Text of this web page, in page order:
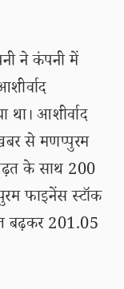
ने कंपनी में
था। आशीर्वाद
से मणप्पुरम
के साथ 200
फाइनेंस स्टॉक
बढ़कर 201.05